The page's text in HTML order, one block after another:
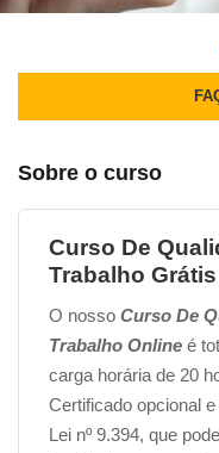
Sobre o curso
Curso De
Trabalho
O nosso Curso De
Trabalho Online é
carga horária de 20
Certificado opcional
Lei nº 9.394, que